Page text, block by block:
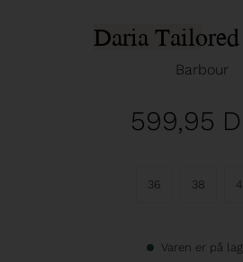
Daria
Barbour
599,95
36 38
Varen er på